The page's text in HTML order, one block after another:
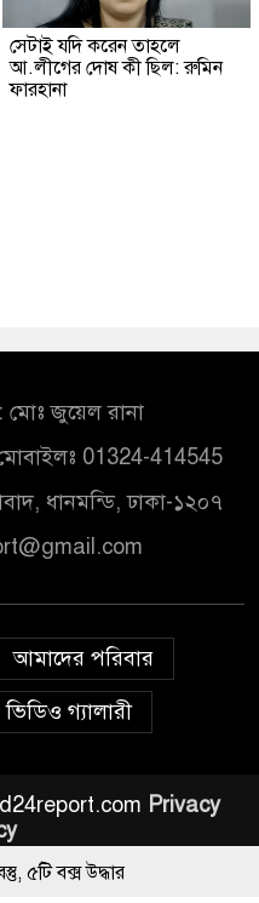
সেটাই যদি করেন তাহলে
আ.লীগের দোষ কী ছিল: রুমিন
ফারহানা
মোঃ জুয়েল রানা
01324-414545
ধানমন্ডি, ঢাকা-১২০৭
আমাদের পরিবার
ভিডিও গ্যালারী
Privacy
বক্স উদ্ধার